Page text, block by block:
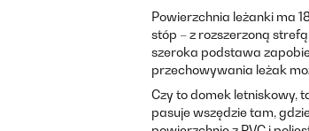
Powierzchnia leżanki ma
stóp – z rozszerzoną
szeroka podstawa
przechowywania leżak
Czy to domek letniskowy,
pasuje wszędzie tam,